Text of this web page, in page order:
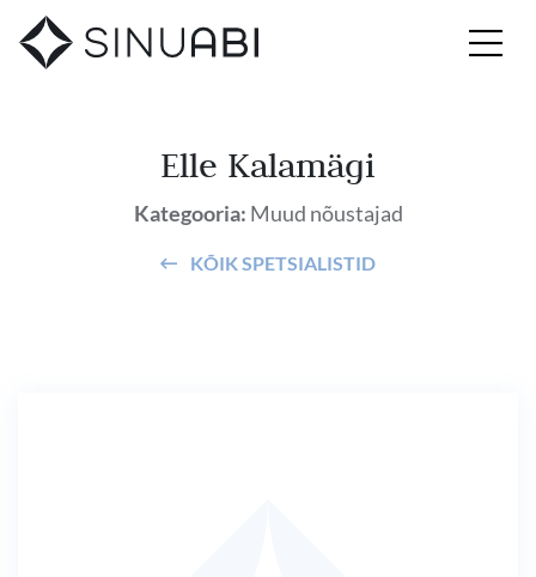
Elle Kalamägi
Kategooria: Muud nõustajad
KÕIK SPETSIALISTID